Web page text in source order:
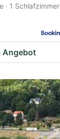
· 1 Schlafzimmer
Angebot